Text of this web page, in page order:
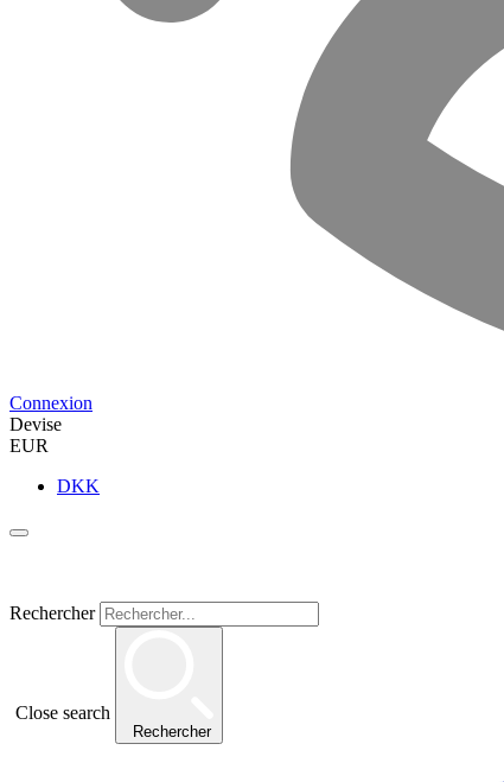
Connexion
Devise
EUR
DKK
Rechercher
Close search
Rechercher